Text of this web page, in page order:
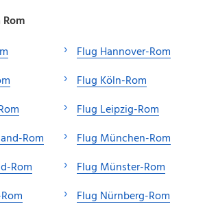
Rom
Rom
Flug Hannover-Rom
Flug Köln-Rom
Flug Leipzig-Rom
Flug München-Rom
Flug Münster-Rom
Flug Nürnberg-Rom